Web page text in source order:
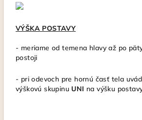
VÝŠKA POSTAVY
- meriame od temena hlavy až po
postoji
- pri odevoch pre hornú časť tela
výškovú skupinu UNI na výšku